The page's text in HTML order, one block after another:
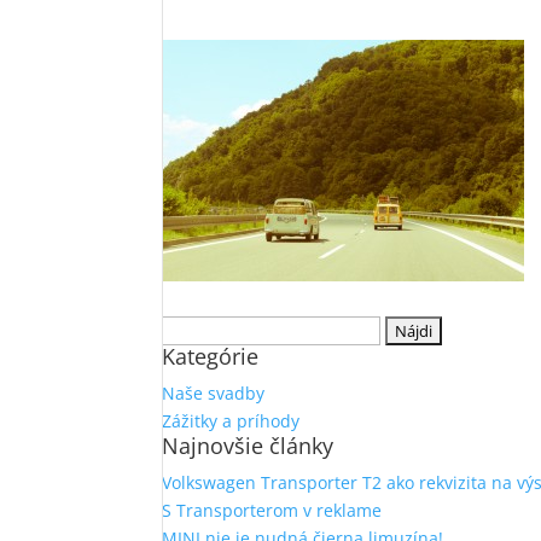
Kategórie
Naše svadby
Zážitky a príhody
Najnovšie články
Volkswagen Transporter T2 ako rekvizita na
S Transporterom v reklame